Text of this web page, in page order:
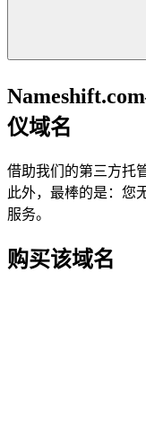
仪域名
借助我们的第三方托
此外，最棒的是：您
服务。
购买该域名